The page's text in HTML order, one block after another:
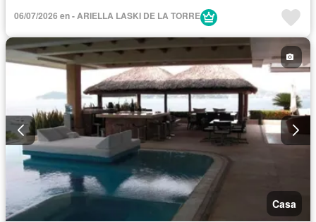
06/07/2026 en - ARIELLA LASKI DE LA TORRE
Casa